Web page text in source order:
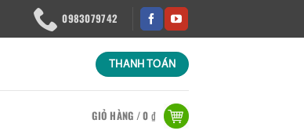
0983079742
THANH TOÁN
GIỎ HÀNG /0 ₫